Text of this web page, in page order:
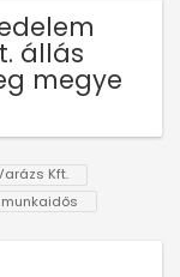
állás
megye
Kft.